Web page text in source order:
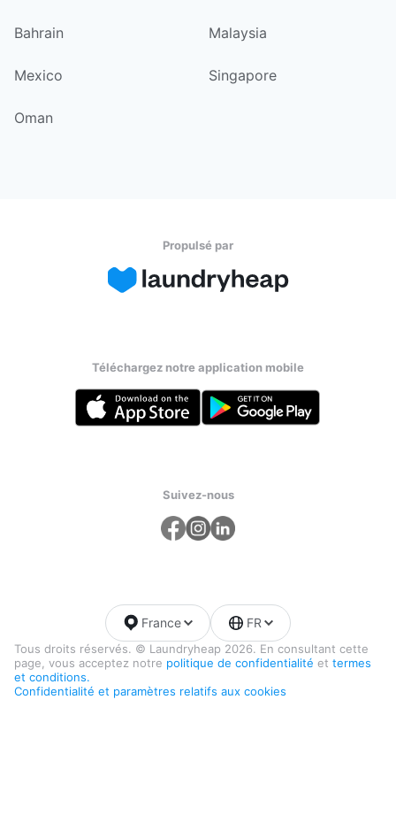
Bahrain Malaysia
Mexico Singapore
Oman
Propulsé par
Téléchargez notre application mobile
Suivez-nous
Tous droits réservés. © Laundryheap 2026. En consultant cette
page, vous acceptez notre politique de confidentialité et termes
et conditions.
Confidentialité et paramètres relatifs aux cookies
France FR